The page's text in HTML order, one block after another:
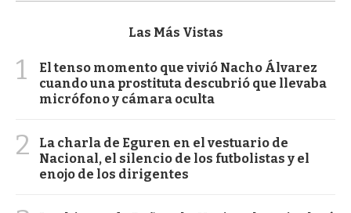
Las Más Vistas
1
El tenso momento que vivió Nacho Álvarez
cuando una prostituta descubrió que llevaba
micrófono y cámara oculta
2
La charla de Eguren en el vestuario de
Nacional, el silencio de los futbolistas y el
enojo de los dirigentes